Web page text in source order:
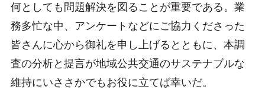
何としても問題解決を図ることが重要である。業
務多忙な中、アンケートなどにご協力くださった
皆さんに心から御礼を申し上げるとともに、本調
査の分析と提言が地域公共交通のサステナブルな
維持にいささかでもお役に立てば幸いだ。